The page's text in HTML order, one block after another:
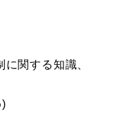
関する知識、